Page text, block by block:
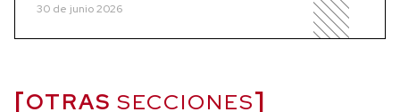
30 de junio 2026
OTRAS SECCIONES